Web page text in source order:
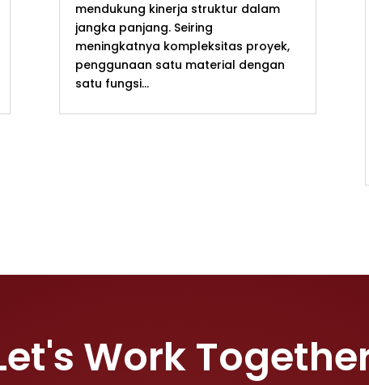
mendukung kinerja struktur dalam
jangka panjang. Seiring
meningkatnya kompleksitas proyek,
penggunaan satu material dengan
satu fungsi...
Work